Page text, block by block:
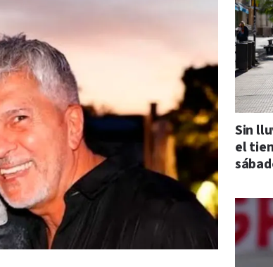
Sin
el